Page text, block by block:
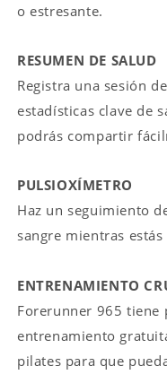
o estresante.
RESUMEN DE SALUD
Registra una sesión
estadísticas clave de
podrás compartir
PULSIOXÍMETRO
Haz un seguimiento
sangre mientras
ENTRENAMIENTO
Forerunner 965 tiene
entrenamiento
pilates para que